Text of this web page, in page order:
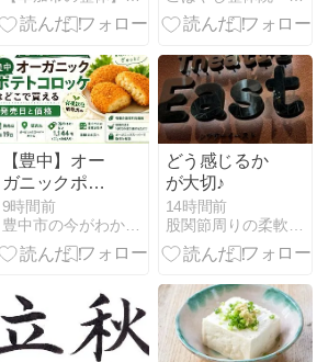
置するとどう
【豊中】オー
ガニックポテ
トコロッケは
どこで買える
｜発売日と価
9時間前
豊中市の今がわかる『とよなかプラス』
どう感じるか
が大切♪
14時間前